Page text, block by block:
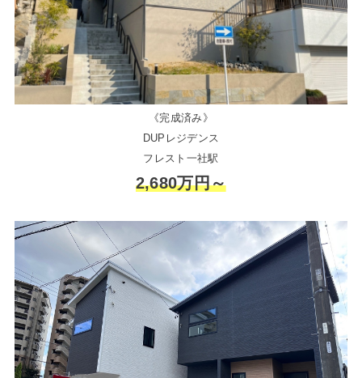
《完成済み》
DUPレジデンス
フレスト一社駅
2,680万円～